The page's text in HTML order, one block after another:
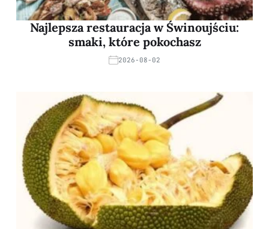
Najlepsza restauracja w Świnoujściu:
smaki, które pokochasz
2026-08-02